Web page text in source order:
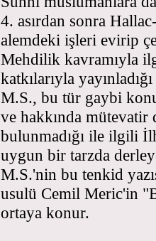
4. asırdan sonra
alemdeki işleri evirip
Mehdilik kavramıyla
katkılarıyla
M.S., bu tür gaybi
ve hakkında mütevatir
bulunmadığı ile ilgili
uygun bir tarzda
M.S.'nin bu tenkid
usulü Cemil Meric'in
ortaya konur.